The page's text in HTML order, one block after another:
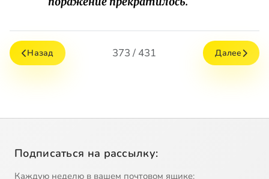
Назад 373 / 431 Далее
Подписаться на рассылку:
Каждую неделю в вашем почтовом ящике: